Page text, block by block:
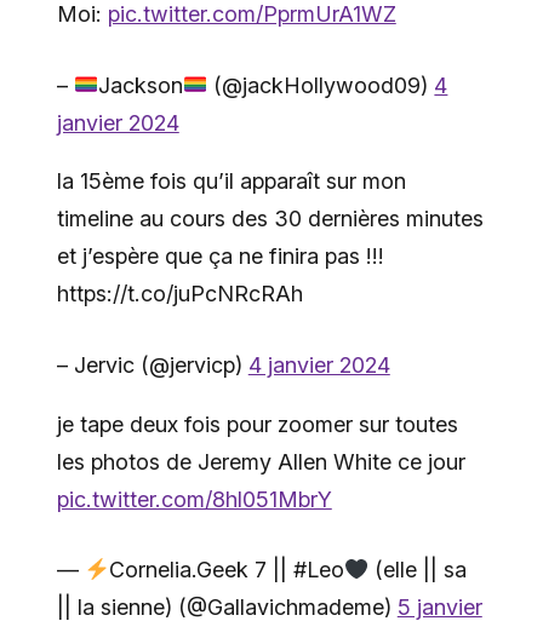
Moi: pic.twitter.com/PprmUrA1WZ
– Jackson (@jackHollywood09) 4
janvier 2024
la 15ème fois qu’il apparaît sur mon
timeline au cours des 30 dernières minutes
et j’espère que ça ne finira pas !!!
https://t.co/juPcNRcRAh
– Jervic (@jervicp) 4 janvier 2024
je tape deux fois pour zoomer sur toutes
les photos de Jeremy Allen White ce jour
pic.twitter.com/8hl051MbrY
— Cornelia.Geek 7 || #Leo
(elle || sa
|| la sienne) (@Gallavichmademe) 5 janvier